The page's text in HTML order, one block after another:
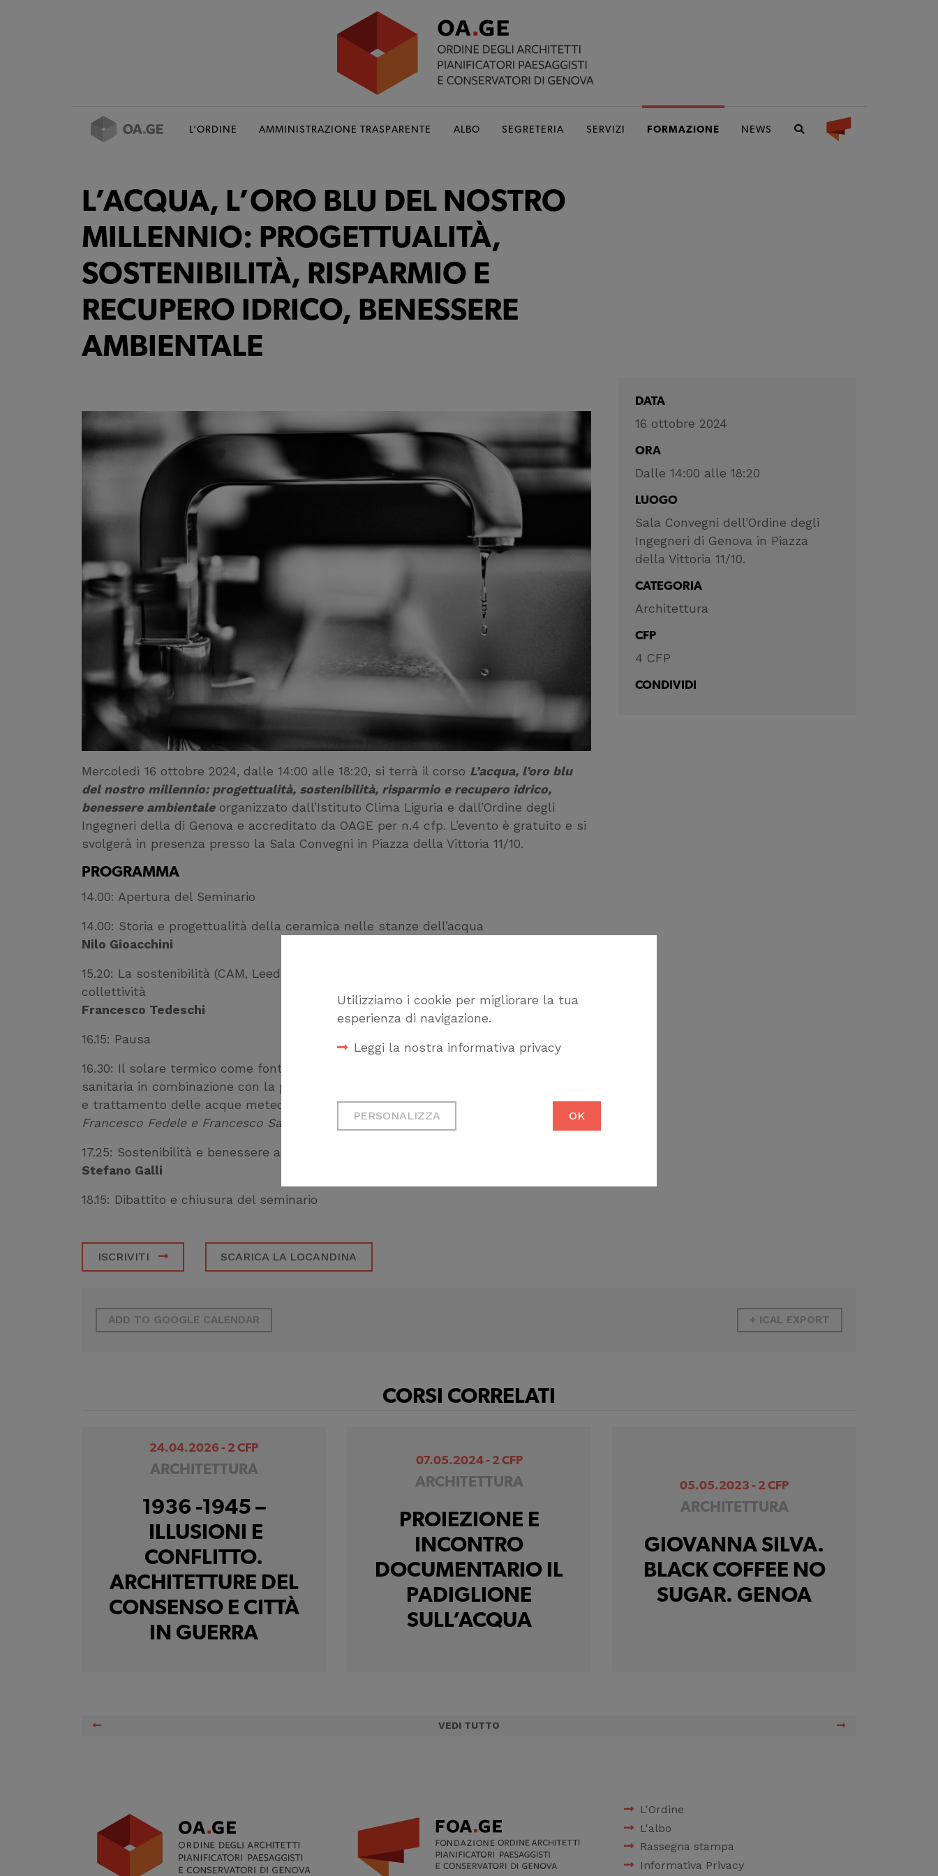
Utilizziamo i cookie per migliorare la tua
esperienza di navigazione.
Leggi la nostra informativa privacy
Necessari per permetterti di
fruire correttamente del sito
PERSONALIZZA OK
L’ORDINE AMMINISTRAZIONE TRASPARENTE ALBO SEGRETERIA SERVIZI FORMAZIONE NEWS
L’ACQUA, L’ORO BLU DEL NOSTRO
MILLENNIO: PROGETTUALITÀ,
SOSTENIBILITÀ, RISPARMIO E
RECUPERO IDRICO, BENESSERE
AMBIENTALE
Mercoledì 16 ottobre 2024, dalle 14:00 alle 18:20, si terrà il corso L’acqua, l’oro blu
del nostro millennio: progettualità, sostenibilità, risparmio e recupero idrico,
benessere ambientaleorganizzato dall’Istituto Clima Liguria e dall’Ordine degli
Ingegneri della di Genova e accreditato da OAGE per n.4 cfp. L’evento è gratuito e si
svolgerà in presenza presso la Sala Convegni in Piazza della Vittoria 11/10.
PROGRAMMA
14.00: Apertura del Seminario
14.00: Storia e progettualità della ceramica nelle stanze dell’acqua
Nilo Gioacchini
15.20: La sostenibilità (CAM, Leed e Well) nella progettazione dei bagni per la
collettività
Francesco Tedeschi
16.15: Pausa
16.30: Il solare termico come fonte rinnovabile per la produzione di acqua calda
sanitaria in combinazione con la pompa di calore; sistemi di recupero acqua piovana
e trattamento delle acque meteoriche e reflue
Francesco Fedele e Francesco Savini.
17.25: Sostenibilità e benessere ambientale: Il contributo della Building Automation
Stefano Galli
18.15: Dibattito e chiusura del seminario
ISCRIVITI SCARICA LA LOCANDINA
DATA
16 ottobre 2024
ORA
Dalle 14:00 alle 18:20
LUOGO
Sala Convegni dell’Ordine degli
Ingegneri di Genova in Piazza
della Vittoria 11/10.
CATEGORIA
Architettura
CFP
4 CFP
CONDIVIDI
ADD TO GOOGLE CALENDAR + ICAL EXPORT
CORSI CORRELATI
24.04.2026 - 2 CFP
ARCHITETTURA
1936 -1945 –
ILLUSIONI E
CONFLITTO.
ARCHITETTURE DEL
CONSENSO E CITTÀ
IN GUERRA
07.05.2024 - 2 CFP
ARCHITETTURA
PROIEZIONE E
INCONTRO
DOCUMENTARIO IL
PADIGLIONE
SULL’ACQUA
05.05.2023 - 2 CFP
ARCHITETTURA
GIOVANNA SILVA.
BLACK COFFEE NO
SUGAR. GENOA
VEDI TUTTO
L'Ordine
L'albo
Rassegna stampa
Informativa Privacy